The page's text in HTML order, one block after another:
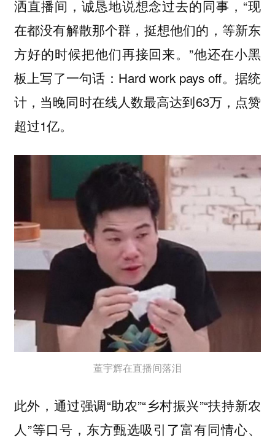
洒直播间，诚恳地说想念过去的同事，“现
在都没有解散那个群，挺想他们的，等新东
方好的时候把他们再接回来。”他还在小黑
板上写了一句话：Hard work pays off。据统
计，当晚同时在线人数最高达到63万，点赞
超过1亿。
董宇辉在直播间落泪
此外，通过强调“助农”“乡村振兴”“扶持新农
人”等口号，东方甄选吸引了富有同情心、